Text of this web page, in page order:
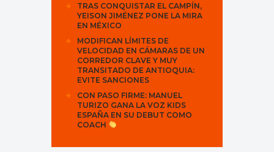
TRAS CONQUISTAR EL CAMPÍN,
YEISON JIMÉNEZ PONE LA MIRA
EN MÉXICO
MODIFICAN LÍMITES DE
VELOCIDAD EN CÁMARAS DE UN
CORREDOR CLAVE Y MUY
TRANSITADO DE ANTIOQUIA:
EVITE SANCIONES
CON PASO FIRME: MANUEL
TURIZO GANA LA VOZ KIDS
ESPAÑA EN SU DEBUT COMO
COACH